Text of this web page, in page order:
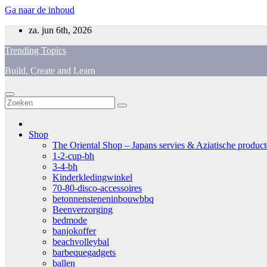
Ga naar de inhoud
za. jun 6th, 2026
Trending Topics
Build, Create and Learn
Shop
The Oriental Shop – Japans servies & Aziatische
1-2-cup-bh
3-4-bh
Kinderkledingwinkel
70-80-disco-accessoires
betonnensteneninbouwbbq
Beenverzorging
bedmode
banjokoffer
beachvolleybal
barbequegadgets
ballen